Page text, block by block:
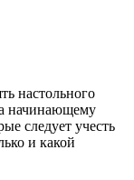
настольного
начинающему
следует учесть
и какой